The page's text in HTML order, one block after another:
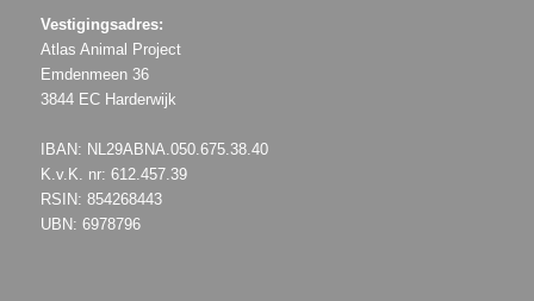
Vestigingsadres:
Atlas Animal Project
Emdenmeen 36
3844 EC Harderwijk
IBAN: NL29ABNA.050.675.38.40
K.v.K. nr: 612.457.39
RSIN: 854268443
UBN: 6978796